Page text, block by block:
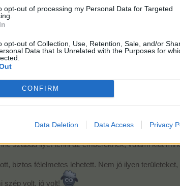
opt-out of processing my Personal Data for Targeted
opt-out of Collection, Use, Retention, Sale, and/or
Data that Is Unrelated with the Purposes for
CONFIRM
Data Deletion Data Access Privacy
szabad ilyet tenni az embereknek, valami kiút
biztos félelmetes lehetett. Nem jó ilyen
szép volt, jó volt!